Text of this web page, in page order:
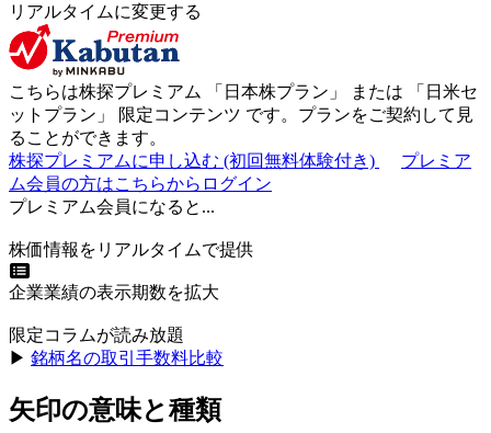
リアルタイムに変更する
こちらは株探プレミアム 「 日本株プラン 」 または 「 日米セ
ットプラン 」 限定コンテンツ です。プランをご契約して見
ることができます。
株探プレミアムに申し込む (初回無料体験付き)
プレミア
ム会員の方はこちらからログイン
プレミアム会員になると...
株価情報をリアルタイムで提供
企業業績の表示期数を拡大
限定コラムが読み放題
▶︎ 銘柄名の取引手数料比較
矢印の意味と種類